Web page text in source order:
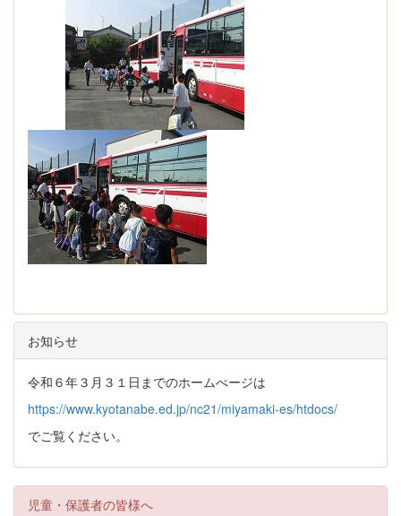
お知らせ
令和６年３月３１日までのホームぺージは
https://www.kyotanabe.ed.jp/nc21/miyamaki-es/htdocs/
でご覧ください。
児童・保護者の皆様へ